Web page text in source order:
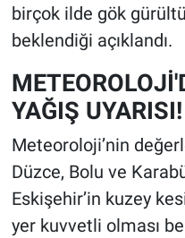
birçok ilde gök
beklendiği açıklandı.
YAĞIŞ UYARISI!
Meteoroloji’nin
Düzce, Bolu ve
Eskişehir’in kuzey
yer kuvvetli olması